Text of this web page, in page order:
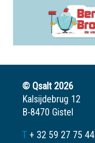
© Qsalt 2026
Kalsijdebrug 12
B-8470 Gistel
T + 32 59 27 75 44